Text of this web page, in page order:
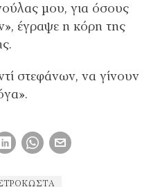
μου, για όσους
έγραψε η κόρη της
στεφάνων, να γίνουν